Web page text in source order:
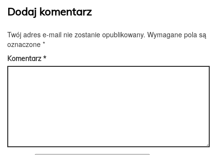
Dodaj komentarz
Twój adres e-mail nie zostanie opublikowany. Wymagane pola są
oznaczone *
Komentarz*